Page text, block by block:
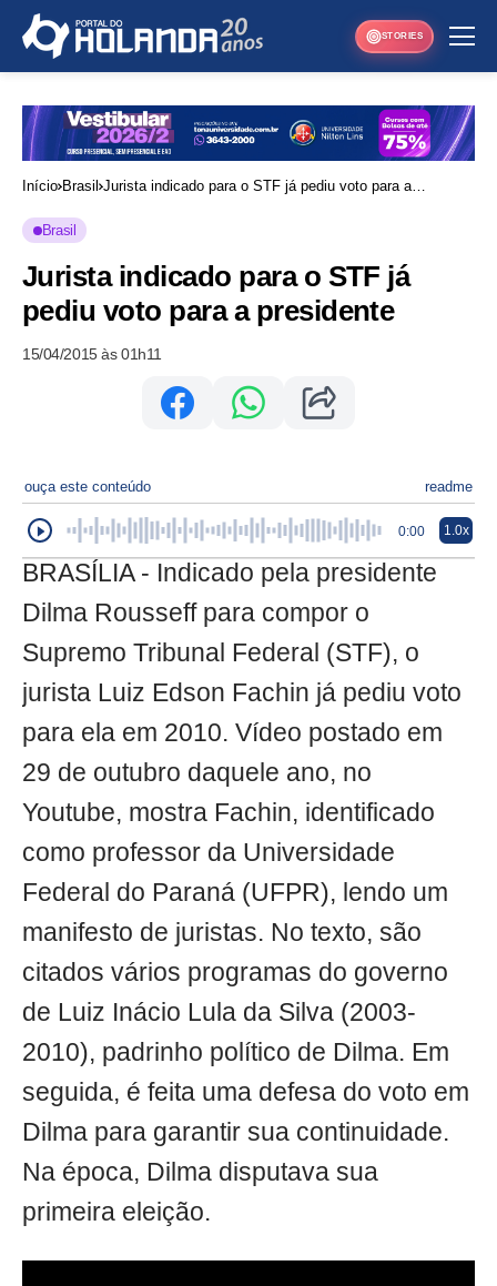
STORIES
Início Brasil Jurista indicado para o STF já pediu voto para a
Brasil
Jurista indicado para o STF já
pediu voto para a presidente
15/04/2015 às 01h11
ouça este conteúdo readme
0:00 1.0x
BRASÍLIA - Indicado pela presidente
Dilma Rousseff para compor o
Supremo Tribunal Federal (STF), o
jurista Luiz Edson Fachin já pediu voto
para ela em 2010. Vídeo postado em
29 de outubro daquele ano, no
Youtube, mostra Fachin, identificado
como professor da Universidade
Federal do Paraná (UFPR), lendo um
manifesto de juristas. No texto, são
citados vários programas do governo
de Luiz Inácio Lula da Silva (2003-
2010), padrinho político de Dilma. Em
seguida, é feita uma defesa do voto em
Dilma para garantir sua continuidade.
Na época, Dilma disputava sua
primeira eleição.